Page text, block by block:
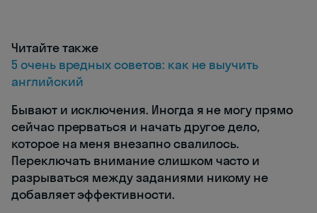
Читайте также
5 очень вредных советов: как не выучить
английский
Бывают и исключения. Иногда я не могу прямо
сейчас прерваться и начать другое дело,
которое на меня внезапно свалилось.
Переключать внимание слишком часто и
разрываться между заданиями никому не
добавляет эффективности.